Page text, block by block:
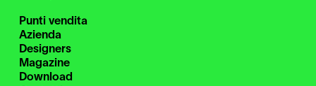
Punti vendita
Azienda
Designers
Magazine
Download